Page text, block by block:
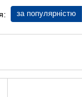
за популярністю